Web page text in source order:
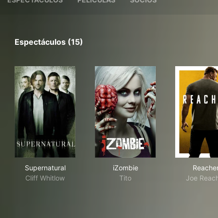
Espectáculos (15)
Supernatural
Cliff Whitlow
iZombie
Tito
Joe